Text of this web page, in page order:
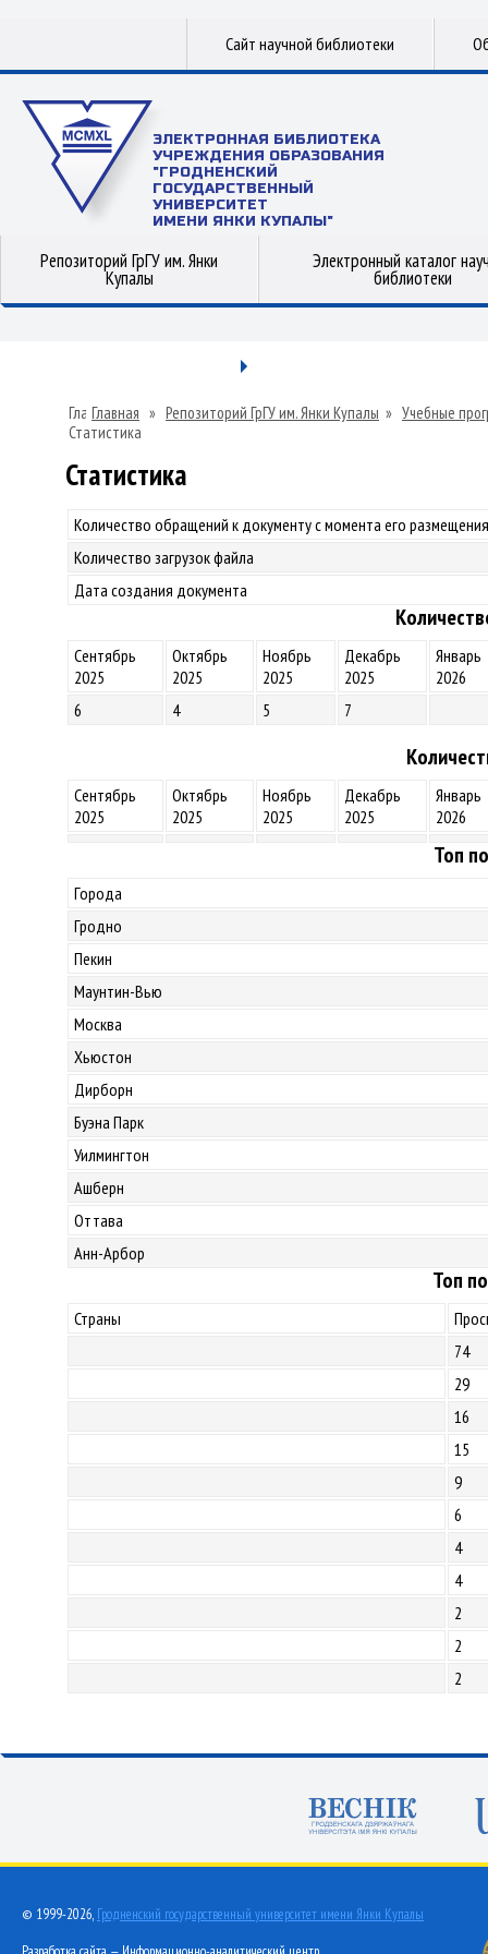
Сайт научной библиотеки
ЭЛЕКТРОННАЯ БИБЛИОТЕКА
УЧРЕЖДЕНИЯ ОБРАЗОВАНИЯ
"ГРОДНЕНСКИЙ
ГОСУДАРСТВЕННЫЙ
УНИВЕРСИТЕТ
ИМЕНИ ЯНКИ КУПАЛЫ"
Репозиторий ГрГУ им. Янки
Купалы
Электронный каталог
библиотеки
Главная » Репозиторий ГрГУ им. Янки Купалы » Учебные
Статистика
Статистика
Количество обращений к документу с момента его
Количество загрузок файла
Дата создания документа
Сентябрь
2025
Октябрь
2025
Ноябрь
2025
Декабрь
2025
Январь
2026
6
4 5 7
Сентябрь
2025
Октябрь
2025
Ноябрь
2025
Декабрь
2025
Январь
2026
Топ
Города
Гродно
Пекин
Маунтин-Вью
Москва
Хьюстон
Дирборн
Буэна Парк
Уилмингтон
Ашберн
Оттава
Анн-Арбор
Топ
Страны
74
29
16
15
9
6
4
4
2
2
2
© 1999-2026, Гродненский государственный университет имени Янки Купалы